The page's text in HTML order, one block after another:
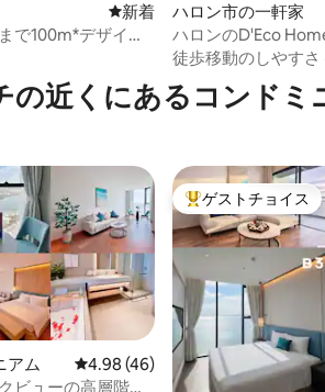
均評価
新しい宿泊先
新着
で100m*デザイナ
ハロン市の一軒家
ハロンのD'Eco
徒歩移動のしやすさ
の近くにあるコンドミ
スです。
アム レビュー46件、5つ星中4.98つ星
4.98 (46)
ビューの高層階、
大好評のゲストチ
ゲストチョイス